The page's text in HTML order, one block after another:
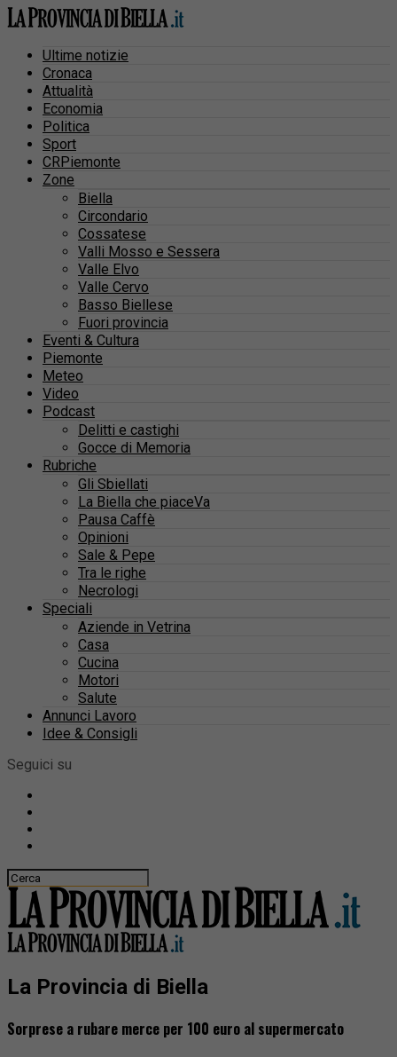
Ultime notizie
Cronaca
Attualità
Economia
Politica
Sport
CRPiemonte
Zone
Biella
Circondario
Cossatese
Valli Mosso e Sessera
Valle Elvo
Valle Cervo
Basso Biellese
Fuori provincia
Eventi & Cultura
Piemonte
Meteo
Video
Podcast
Delitti e castighi
Gocce di Memoria
Rubriche
Gli Sbiellati
La Biella che piaceVa
Pausa Caffè
Opinioni
Sale & Pepe
Tra le righe
Necrologi
Speciali
Aziende in Vetrina
Casa
Cucina
Motori
Salute
Annunci Lavoro
Idee & Consigli
Seguici su
La Provincia di Biella
Sorprese a rubare merce per 100 euro al supermercato